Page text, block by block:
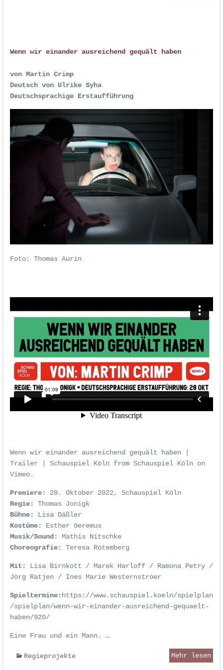
Wenn wir einander ausreichend gequält haben
von Martin Crimp
Deutsch von Ulrike Syha
Deutschsprachige Erstaufführung
Foto: Thomas Aurin
Wenn wir einander ausreichend gequält haben |
Trailer | Schauspiel Köln from Schauspiel Kölnon
Vimeo.
Premiere:
28. Oktober 2022, Schauspiel Köln
Regie:
Thomas Jonigk
Bühne:
Lisa Däßler
Kostüme: Esther Geremus
Musik/Sound: Mathis Nitschke
Choreografie: Teresa Rotemberg
Mit: Lisa Birnkott / Marek Harloff / Ramona Petry /
Jörg Ratjen / Ines Marie Westernströer
Spieltermine: https://www.schauspiel.koeln/spielplan
/spielplan/wenn-wir-einander-ausreichend-gequaelt-
haben/920/
Eine Frau und ein Mann. …
Regieprojekte Mehr lesen